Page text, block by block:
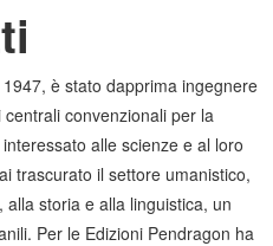
è stato dapprima ingegnere
convenzionali per la
alle scienze e al loro
trascurato il settore umanistico,
storia e alla linguistica, un
Per le Edizioni Pendragon ha